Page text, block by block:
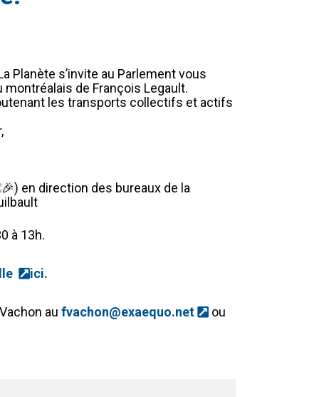
Planète s’invite au Parlement vous
montréalais de François Legault.
les transports collectifs et actifs
) en direction des bureaux de la
à 13h.
(Ce lien s'ouvrira dans une nouvelle fenêtre)
ici.
au fvachon@exaequo.net (Ce lien s'ouvrira
ou